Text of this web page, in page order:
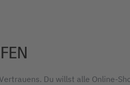
Du willst alle Online-